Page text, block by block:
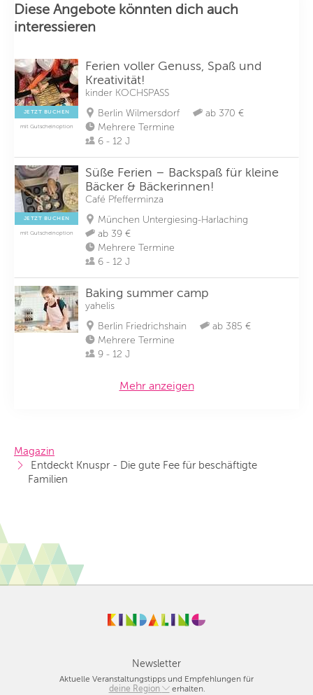
Diese Angebote könnten dich auch
interessieren
JETZT BUCHEN
mit Gutscheinoption
Ferien voller Genuss, Spaß und
Kreativität!
kinder KOCHSPASS
Berlin Wilmersdorf
ab 370 €
Mehrere Termine
6 - 12 J
JETZT BUCHEN
mit Gutscheinoption
Süße Ferien – Backspaß für kleine
Bäcker & Bäckerinnen!
Café Pfefferminza
München Untergiesing-Harlaching
ab 39 €
Mehrere Termine
6 - 12 J
Baking summer camp
yahelis
Berlin Friedrichshain
ab 385 €
Mehrere Termine
9 - 12 J
Mehr anzeigen
Magazin
Familien
Newsletter
Aktuelle Veranstaltungstipps und Empfehlungen für
deine Region
Berlin
erhalten.